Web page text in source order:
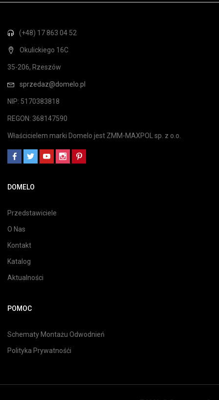
(+48) 17 863 04 52
Okulickiego 16C
35-206, Rzeszów
sprzedaz@domelo.pl
NIP: 5170383818
REGON: 368147590
Właścicielem marki Domelo jest ZMM-MAXPOL sp. z o.o.
DOMELO
Przedstawiciele
O Nas
Kontakt
Katalog
Aktualności
POMOC
Schematy Montażu Odwodnień
Polityka Prywatnośći